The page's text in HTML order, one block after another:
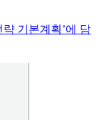
기본계획’에 담